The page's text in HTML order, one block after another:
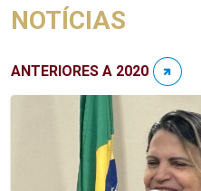
NOTÍCIAS
ANTERIORES A 2020